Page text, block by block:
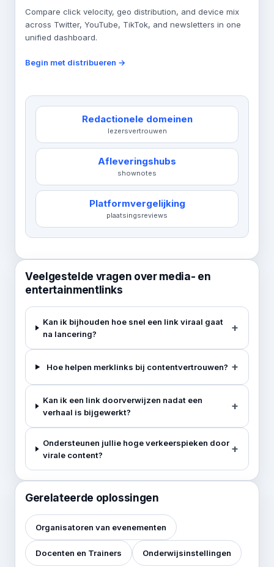
Compare click velocity, geo distribution, and device mix
across Twitter, YouTube, TikTok, and newsletters in one
unified dashboard.
Begin met distribueren →
Redactionele domeinen
lezersvertrouwen
Afleveringshubs
shownotes
Platformvergelijking
plaatsingsreviews
Veelgestelde vragen over media- en
entertainmentlinks
Kan ik bijhouden hoe snel een link viraal gaat
na lancering?
Hoe helpen merklinks bij contentvertrouwen?
Kan ik een link doorverwijzen nadat een
verhaal is bijgewerkt?
Ondersteunen jullie hoge verkeerspieken door
virale content?
Gerelateerde oplossingen
Organisatoren van evenementen
Docenten en Trainers Onderwijsinstellingen